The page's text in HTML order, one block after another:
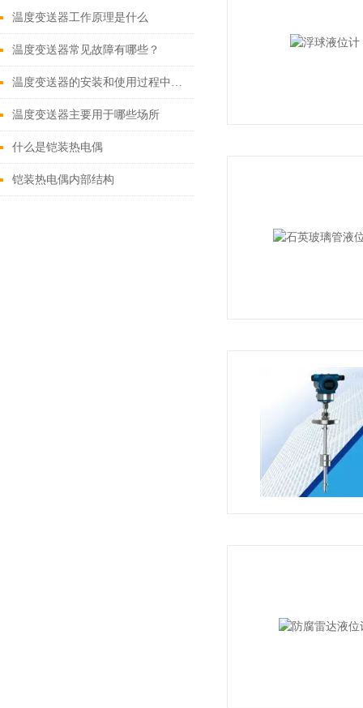
温度变送器工作原理是什么
温度变送器常见故障有哪些？
温度变送器的安装和使用过程中需要注意哪些事项？
温度变送器主要用于哪些场所
什么是铠装热电偶
铠装热电偶内部结构